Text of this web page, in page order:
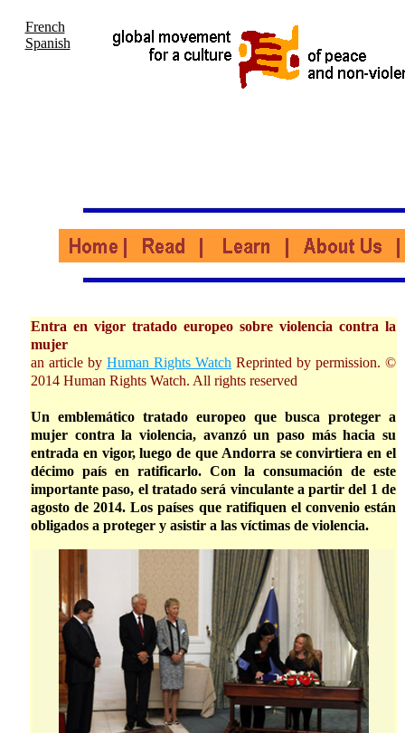
French
Spanish
Entra en vigor tratado europeo sobre violencia contra la
mujer
an article by Human Rights Watch Reprinted by permission. ©
2014 Human Rights Watch. All rights reserved
Un emblemático tratado europeo que busca proteger a
mujer contra la violencia, avanzó un paso más hacia su
entrada en vigor, luego de que Andorra se convirtiera en el
décimo país en ratificarlo. Con la consumación de este
importante paso, el tratado será vinculante a partir del 1 de
agosto de 2014. Los países que ratifiquen el convenio están
obligados a proteger y asistir a las víctimas de violencia.